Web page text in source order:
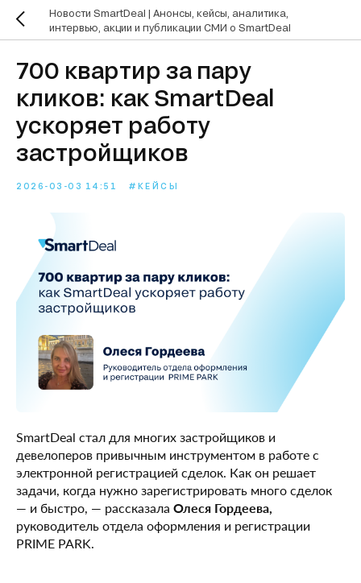
Новости SmartDeal | Анонсы, кейсы, аналитика,
интервью, акции и публикации СМИ о SmartDeal
700 квартир за пару
кликов: как SmartDeal
ускоряет работу
застройщиков
2026-03-03 14:51 #КЕЙСЫ
SmartDeal стал для многих застройщиков и
девелоперов привычным инструментом в работе с
электронной регистрацией сделок. Как он решает
задачи, когда нужно зарегистрировать много сделок
— и быстро, — рассказала Олеся Гордеева,
руководитель отдела оформления и регистрации
PRIME PARK.